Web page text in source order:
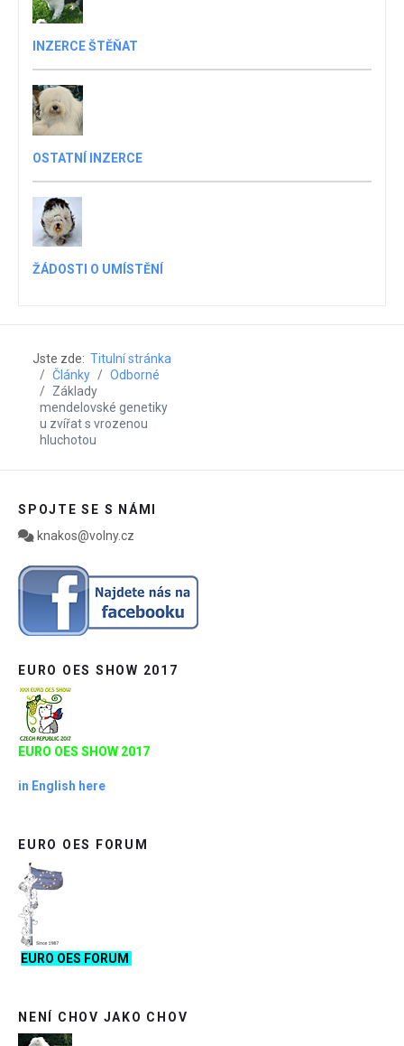
INZERCE ŠTĚŇAT
OSTATNÍ INZERCE
ŽÁDOSTI O UMÍSTĚNÍ
Jste zde: Titulní stránka
Články
Odborné
Základy
mendelovské genetiky
u zvířat s vrozenou
hluchotou
SPOJTE SE S NÁMI
knakos@volny.cz
EURO OES SHOW 2017
EURO OES SHOW 2017
in English here
EURO OES FORUM
EURO OES FORUM
NENÍ CHOV JAKO CHOV